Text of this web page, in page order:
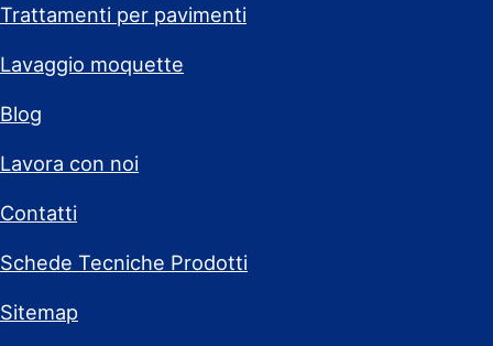
Trattamenti per pavimenti
Lavaggio moquette
Blog
Lavora con noi
Contatti
Schede Tecniche Prodotti
Sitemap